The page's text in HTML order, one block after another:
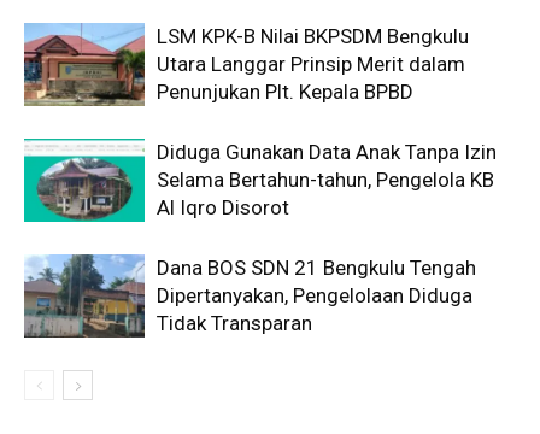
LSM KPK-B Nilai BKPSDM Bengkulu
Utara Langgar Prinsip Merit dalam
Penunjukan Plt. Kepala BPBD
Diduga Gunakan Data Anak Tanpa Izin
Selama Bertahun-tahun, Pengelola KB
Al Iqro Disorot
Dana BOS SDN 21 Bengkulu Tengah
Dipertanyakan, Pengelolaan Diduga
Tidak Transparan